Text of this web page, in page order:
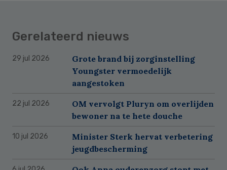
Gerelateerd nieuws
29 jul 2026
Grote brand bij zorginstelling
Youngster vermoedelijk
aangestoken
22 jul 2026
OM vervolgt Pluryn om overlijden
bewoner na te hete douche
10 jul 2026
Minister Sterk hervat verbetering
jeugdbescherming